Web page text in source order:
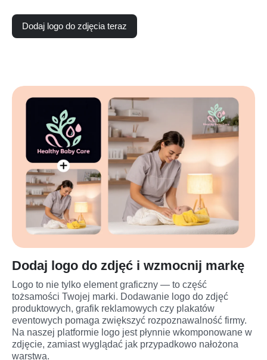
Dodaj logo do zdjęcia teraz
Dodaj logo do zdjęć i wzmocnij markę
Logo to nie tylko element graficzny — to część
tożsamości Twojej marki. Dodawanie logo do zdjęć
produktowych, grafik reklamowych czy plakatów
eventowych pomaga zwiększyć rozpoznawalność firmy.
Na naszej platformie logo jest płynnie wkomponowane w
zdjęcie, zamiast wyglądać jak przypadkowo nałożona
warstwa.